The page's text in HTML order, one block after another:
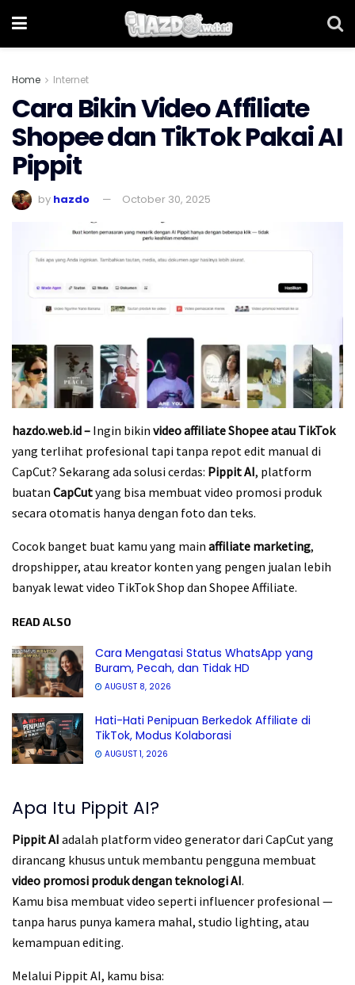
Home Internet
Cara Bikin Video Affiliate
Shopee dan TikTok Pakai AI
Pippit
by hazdo October 30, 2025
hazdo.web.id – Ingin bikin video affiliate Shopee atau TikTok
yang terlihat profesional tapi tanpa repot edit manual di
CapCut? Sekarang ada solusi cerdas: Pippit AI, platform
buatan CapCutyang bisa membuat video promosi produk
secara otomatis hanya dengan foto dan teks.
Cocok banget buat kamu yang main affiliate marketing,
dropshipper, atau kreator konten yang pengen jualan lebih
banyak lewat video TikTok Shop dan Shopee Affiliate.
READ ALSO
Cara Mengatasi Status WhatsApp yang
Buram, Pecah, dan Tidak HD
AUGUST 8, 2026
Hati-Hati Penipuan Berkedok Affiliate di
TikTok, Modus Kolaborasi
AUGUST 1, 2026
Apa Itu Pippit AI?
Pippit AI adalah platform video generator dari CapCut yang
dirancang khusus untuk membantu pengguna membuat
video promosi produk dengan teknologi AI.
Kamu bisa membuat video seperti influencer profesional —
tanpa harus punya kamera mahal, studio lighting, atau
kemampuan editing.
Melalui Pippit AI, kamu bisa: